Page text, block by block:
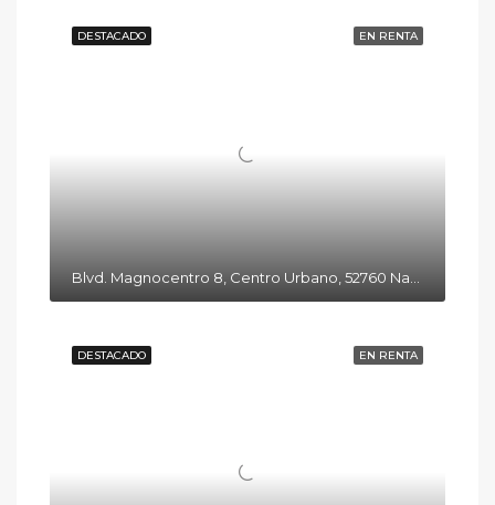
EN RENTA
DESTACADO
EN RENTA
DESTACADO